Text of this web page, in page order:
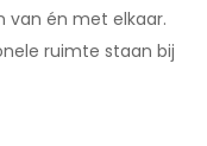
van én met elkaar.
ruimte staan bij